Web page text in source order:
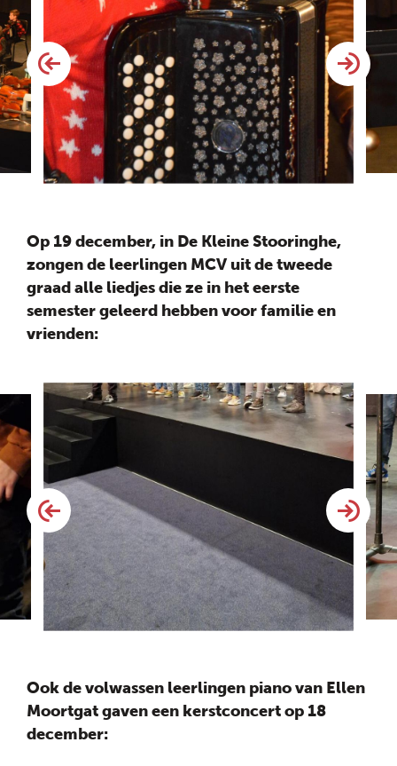
Op 19 december, in De Kleine Stooringhe,
zongen de leerlingen MCV uit de tweede
graad alle liedjes die ze in het eerste
semester geleerd hebben voor familie en
vrienden:
Ook de volwassen leerlingen piano van Ellen
Moortgat gaven een kerstconcert op 18
december: